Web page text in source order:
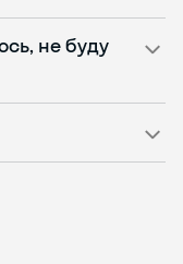
не буду